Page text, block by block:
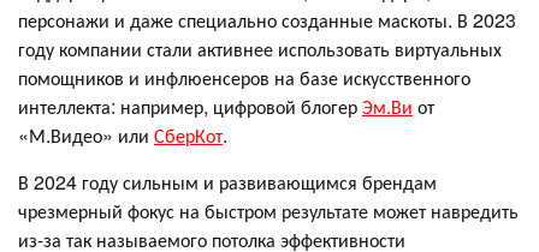
персонажи и даже специально созданные маскоты. В 2023
году компании стали активнее использовать виртуальных
помощников и инфлюенсеров на базе искусственного
интеллекта: например, цифровой блогерЭм.Ви от
«М.Видео» или СберКот.
В 2024 году сильным и развивающимся брендам
чрезмерный фокус на быстром результате может навредить
из-за так называемого потолка эффективности